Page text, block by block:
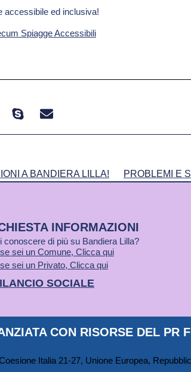
accessibile ed inclusiva!
Spiagge Accessibili
A BANDIERA LILLA!
PROBLEMI E
INFORMAZIONI
conoscere di più su Bandiera Lilla?
se sei un Comune, Clicca qui
se sei un Privato, Clicca qui
SOCIALE
CON RISORSE DEL PR